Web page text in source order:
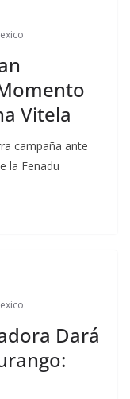
Vitela
campaña ante
la Fenadu
Dará